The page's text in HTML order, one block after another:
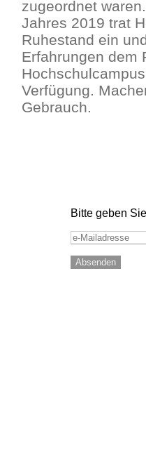
Bitte geben
zugeordnet
Jahres 2019 trat
Ruhestand ein
Erfahrungen dem
Verfügung.
Gebrauch.